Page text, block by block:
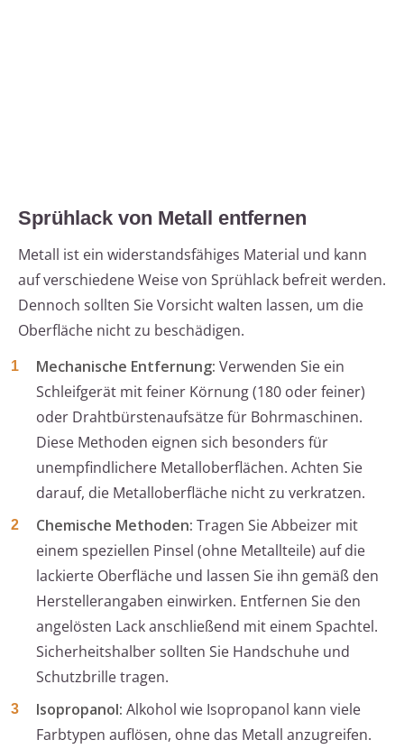
Sprühlack von Metall entfernen
Metall ist ein widerstandsfähiges Material und kann
auf verschiedene Weise von Sprühlack befreit werden.
Dennoch sollten Sie Vorsicht walten lassen, um die
Oberfläche nicht zu beschädigen.
Mechanische Entfernung: Verwenden Sie ein
Schleifgerät mit feiner Körnung (180 oder feiner)
oder Drahtbürstenaufsätze für Bohrmaschinen.
Diese Methoden eignen sich besonders für
unempfindlichere Metalloberflächen. Achten Sie
darauf, die Metalloberfläche nicht zu verkratzen.
Chemische Methoden: Tragen Sie Abbeizer mit
einem speziellen Pinsel (ohne Metallteile) auf die
lackierte Oberfläche und lassen Sie ihn gemäß den
Herstellerangaben einwirken. Entfernen Sie den
angelösten Lack anschließend mit einem Spachtel.
Sicherheitshalber sollten Sie Handschuhe und
Schutzbrille tragen.
Isopropanol: Alkohol wie Isopropanol kann viele
Farbtypen auflösen, ohne das Metall anzugreifen.